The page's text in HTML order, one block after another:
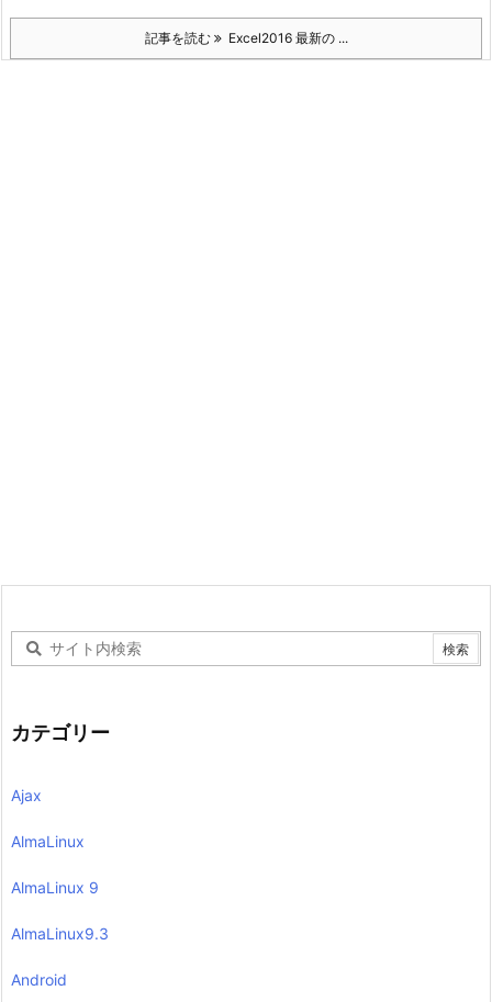
記事を読む Excel2016 最新の ...
カテゴリー
Ajax
AlmaLinux
AlmaLinux 9
AlmaLinux9.3
Android